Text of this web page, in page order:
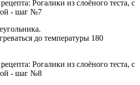
до температуры 180